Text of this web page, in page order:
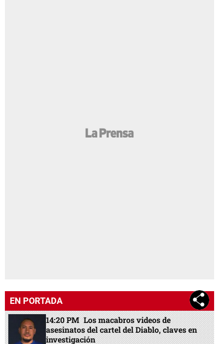
EN PORTADA
14:20 PM Los macabros videos de
asesinatos del cartel del Diablo, claves en
investigación